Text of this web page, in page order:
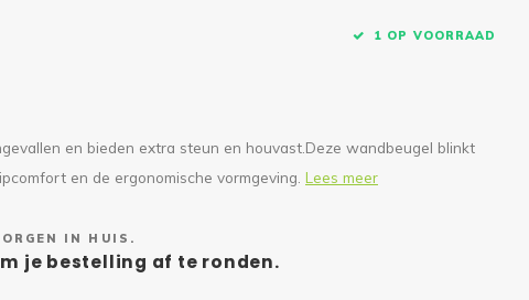
1 OP VOORRAAD
en bieden extra steun en houvast.Deze wandbeugel blinkt
en de ergonomische vormgeving. Lees meer
IN HUIS.
je bestelling af te ronden.